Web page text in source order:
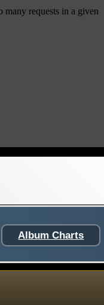
Album Charts